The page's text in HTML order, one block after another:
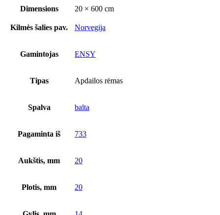
Dimensions 20 × 600 cm
Kilmės šalies pav. Norvegija
Gamintojas ENSY
Tipas Apdailos rėmas
Spalva balta
Pagaminta iš 733
Aukštis, mm 20
Plotis, mm 20